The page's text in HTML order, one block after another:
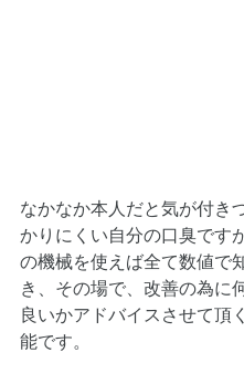
なかなか本人だと気が付き
かりにくい自分の口臭です
の機械を使えば全て数値で
き、その場で、改善の為に
良いかアドバイスさせて頂
能です。